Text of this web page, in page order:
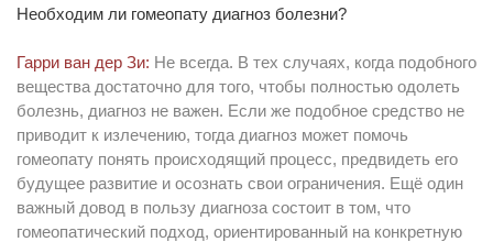
Необходим ли гомеопату диагноз болезни?
Гарри ван дер Зи: Не всегда. В тех случаях, когда подобного
вещества достаточно для того, чтобы полностью одолеть
болезнь, диагноз не важен. Если же подобное средство не
приводит к излечению, тогда диагноз может помочь
гомеопату понять происходящий процесс, предвидеть его
будущее развитие и осознать свои ограничения. Ещё один
важный довод в пользу диагноза состоит в том, что
гомеопатический подход, ориентированный на конкретную